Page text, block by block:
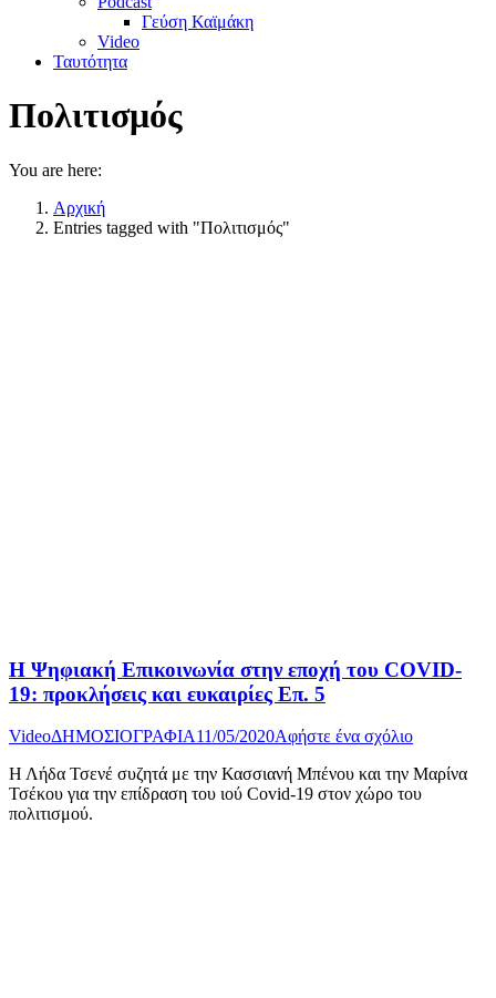
Γεύση Καϊμάκη
Video
Ταυτότητα
Πολιτισμός
You are here:
Αρχική
Entries tagged with "Πολιτισμός"
Η Ψηφιακή Επικοινωνία στην εποχή του COVID-
19: προκλήσεις και ευκαιρίες Επ. 5
VideoΔΗΜΟΣΙΟΓΡΑΦΙΑ11/05/2020Αφήστε ένα σχόλιο
Η Λήδα Τσενέ συζητά με την Κασσιανή Μπένου και την Μαρίνα
Τσέκου για την επίδραση του ιού Covid-19 στον χώρο του
πολιτισμού.